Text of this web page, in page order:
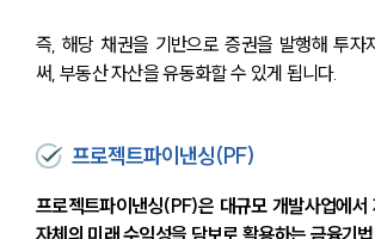
즉, 해당 채권을 기반으로 증권을 발행해 투자
써, 부동산 자산을 유동화할 수 있게 됩니다.
프로젝트파이낸싱(PF)
프로젝트파이낸싱(PF)은 대규모 개발사업에서